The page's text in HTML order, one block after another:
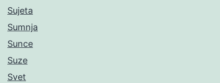
Sujeta
Sumnja
Sunce
Suze
Svet